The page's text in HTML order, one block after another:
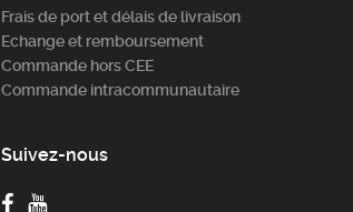
Frais de port et délais de livraison
Echange et remboursement
Commande hors CEE
Commande intracommunautaire
Suivez-nous